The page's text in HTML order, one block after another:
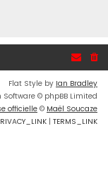
Flat Style by Ian Bradley
Software © phpBB Limited
officielle© Maël Soucaze
| TERMS_LINK